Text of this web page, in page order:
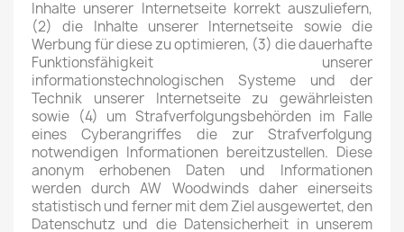
Inhalte unserer Internetseite korrekt auszuliefern,
(2) die Inhalte unserer Internetseite sowie die
Werbung für diese zu optimieren, (3) die dauerhafte
Funktionsfähigkeit unserer
informationstechnologischen Systeme und der
Technik unserer Internetseite zu gewährleisten
sowie (4) um Strafverfolgungsbehörden im Falle
eines Cyberangriffes die zur Strafverfolgung
notwendigen Informationen bereitzustellen. Diese
anonym erhobenen Daten und Informationen
werden durch AW Woodwinds daher einerseits
statistisch und ferner mit dem Ziel ausgewertet, den
Datenschutz und die Datensicherheit in unserem